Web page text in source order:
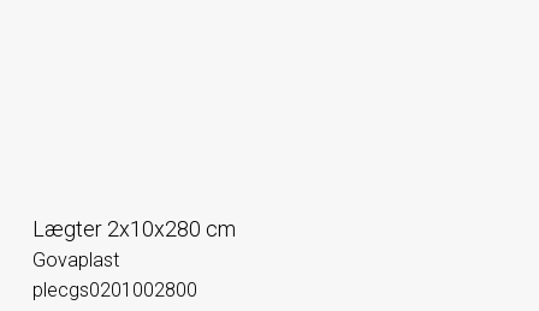
Lægter 2x10x280 cm
Govaplast
plecgs0201002800